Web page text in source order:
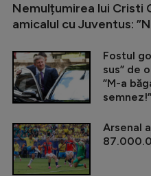
Nemulțumirea lui Cristi
amicalul cu Juventus:
Fostul
sus” de
”M-a
semnez!”
Arsenal